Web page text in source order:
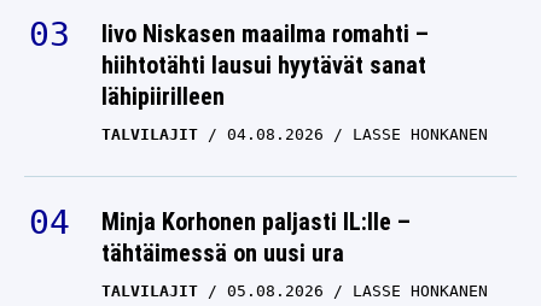
Iivo Niskasen maailma romahti –
hiihtotähti lausui hyytävät sanat
lähipiirilleen
TALVILAJIT 04.08.2026 LASSE HONKANEN
Minja Korhonen paljasti IL:lle –
tähtäimessä on uusi ura
TALVILAJIT 05.08.2026 LASSE HONKANEN